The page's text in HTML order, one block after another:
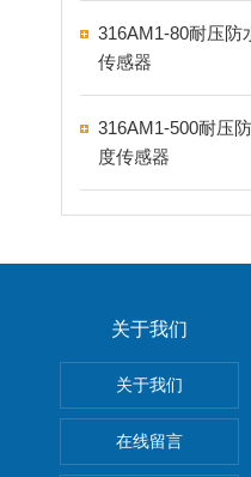
316AM1-80耐压防
传感器
316AM1-500耐压
度传感器
关于我们
关于我们
在线留言